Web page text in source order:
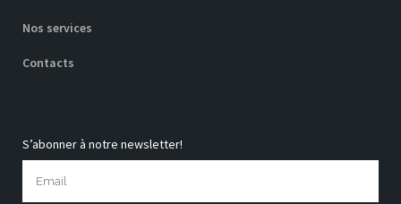
Nos services
Contacts
S’abonner à notre newsletter!